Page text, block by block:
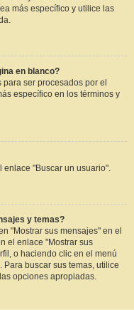
más específico y utilice las
en blanco?
ser procesados por el
específico en los términos y
enlace "Buscar un usuario".
y temas?
"Mostrar sus mensajes" en el
el enlace "Mostrar sus
o haciendo clic en el menú
buscar sus temas, utilice
opciones apropiadas.